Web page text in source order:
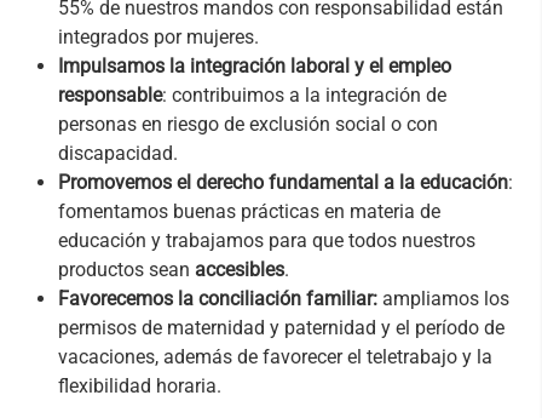
55% de nuestros mandos con responsabilidad están
integrados por mujeres.
Impulsamos la integración laboral y el empleo
responsable: contribuimos a la integración de
personas en riesgo de exclusión social o con
discapacidad.
Promovemos el derecho fundamental a la educación:
fomentamos buenas prácticas en materia de
educación y trabajamos para que todos nuestros
productos sean accesibles.
Favorecemos la conciliación familiar: ampliamos los
permisos de maternidad y paternidad y el período de
vacaciones, además de favorecer el teletrabajo y la
flexibilidad horaria.